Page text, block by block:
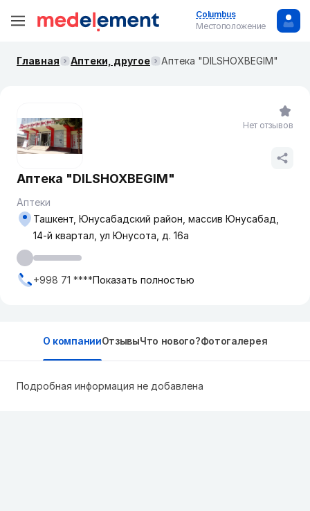
Columbus
Местоположение
Главная Аптеки, другое Аптека "DILSHOXBEGIM"
Аптека "DILSHOXBEGIM"
Аптеки
Ташкент, Юнусабадский район, массив Юнусабад,
14-й квартал, ул Юнусота, д. 16а
+998 71 ****Показать полностью
Нет отзывов
О компанииОтзывыЧто нового?Фотогалерея
Подробная информация не добавлена